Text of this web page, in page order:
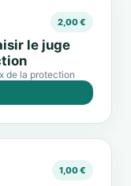
2,00 €
le juge
de la protection
1,00 €